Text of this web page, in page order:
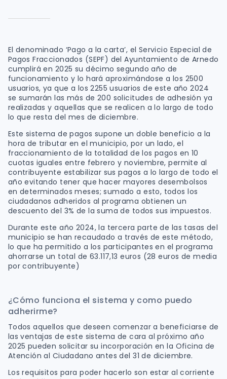
El denominado ‘Pago a la carta’, el Servicio Especial de
Pagos Fraccionados (SEPF) del Ayuntamiento de Arnedo
cumplirá en 2025 su décimo segundo año de
funcionamiento y lo hará aproximándose a los 2500
usuarios, ya que a los 2255 usuarios de este año 2024
se sumarán las más de 200 solicitudes de adhesión ya
realizadas y aquellas que se realicen a lo largo de todo
lo que resta del mes de diciembre.
Este sistema de pagos supone un doble beneficio a la
hora de tributar en el municipio, por un lado, el
fraccionamiento de la totalidad de los pagos en 10
cuotas iguales entre febrero y noviembre, permite al
contribuyente estabilizar sus pagos a lo largo de todo el
año evitando tener que hacer mayores desembolsos
en determinados meses; sumado a esto, todos los
ciudadanos adheridos al programa obtienen un
descuento del 3% de la suma de todos sus impuestos.
Durante este año 2024, la tercera parte de las tasas del
municipio se han recaudado a través de este método,
lo que ha permitido a los participantes en el programa
ahorrarse un total de 63.117,13 euros (28 euros de media
por contribuyente)
¿Cómo funciona el sistema y como puedo
adherirme?
Todos aquellos que deseen comenzar a beneficiarse de
las ventajas de este sistema de cara al próximo año
2025 pueden solicitar su incorporación en la Oficina de
Atención al Ciudadano antes del 31 de diciembre.
Los requisitos para poder hacerlo son estar al corriente